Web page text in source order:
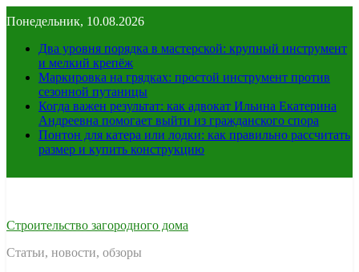
к
содержимому
Понедельник, 10.08.2026
Два уровня порядка в мастерской: крупный инструмент
и мелкий крепёж
Маркировка на грядках: простой инструмент против
сезонной путаницы
Когда важен результат: как адвокат Ильина Екатерина
Андреевна помогает выйти из гражданского спора
Понтон для катера или лодки: как правильно рассчитать
размер и купить конструкцию
Строительство загородного дома
Статьи, новости, обзоры